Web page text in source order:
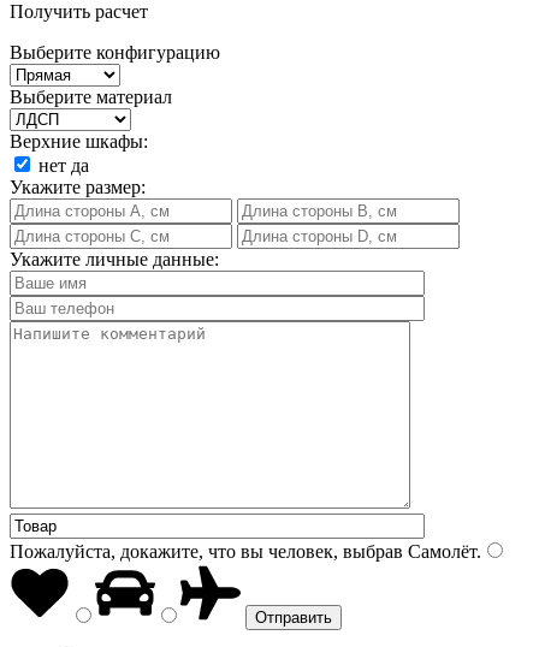
Получить расчет
Выберите конфигурацию
Выберите материал
Верхние шкафы:
нет да
Укажите размер:
Укажите личные данные:
Пожалуйста, докажите, что вы человек, выбрав Самолёт.